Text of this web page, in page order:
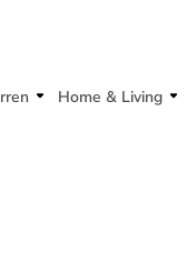
Home & Living